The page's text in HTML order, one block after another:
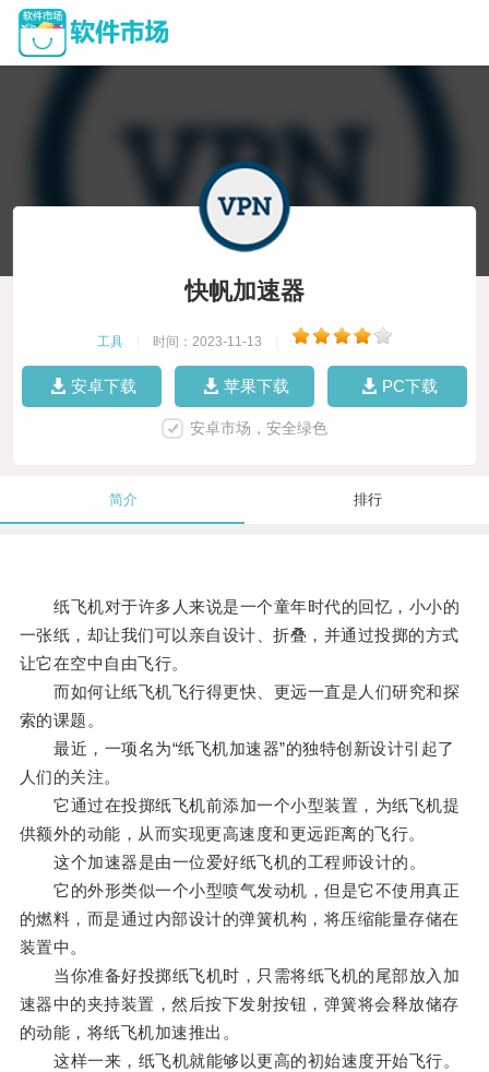
快帆加速器
工具 时间：2023-11-13
安卓下载 苹果下载 PC下载
安卓市场，安全绿色
简介 排行
纸飞机对于许多人来说是一个童年时代的回忆，小小的
一张纸，却让我们可以亲自设计、折叠，并通过投掷的方式
让它在空中自由飞行。
而如何让纸飞机飞行得更快、更远一直是人们研究和探
索的课题。
最近，一项名为“纸飞机加速器”的独特创新设计引起了
人们的关注。
它通过在投掷纸飞机前添加一个小型装置，为纸飞机提
供额外的动能，从而实现更高速度和更远距离的飞行。
这个加速器是由一位爱好纸飞机的工程师设计的。
它的外形类似一个小型喷气发动机，但是它不使用真正
的燃料，而是通过内部设计的弹簧机构，将压缩能量存储在
装置中。
当你准备好投掷纸飞机时，只需将纸飞机的尾部放入加
速器中的夹持装置，然后按下发射按钮，弹簧将会释放储存
的动能，将纸飞机加速推出。
这样一来，纸飞机就能够以更高的初始速度开始飞行。